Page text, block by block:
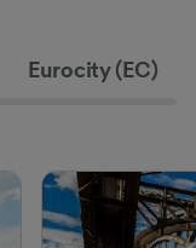
Eurocity (EC)